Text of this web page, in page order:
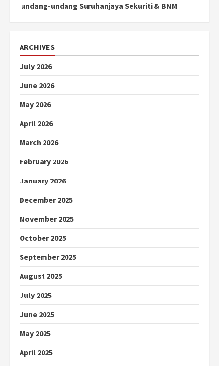
undang-undang Suruhanjaya Sekuriti & BNM
ARCHIVES
July 2026
June 2026
May 2026
April 2026
March 2026
February 2026
January 2026
December 2025
November 2025
October 2025
September 2025
August 2025
July 2025
June 2025
May 2025
April 2025